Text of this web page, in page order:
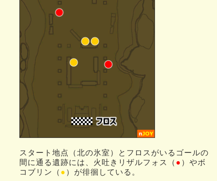
スタート地点（北の氷室）とフロスがいるゴールの
間に通る遺跡には、火吐きリザルフォス（ ● ）やボ
コブリン（ ● ）が徘徊している。